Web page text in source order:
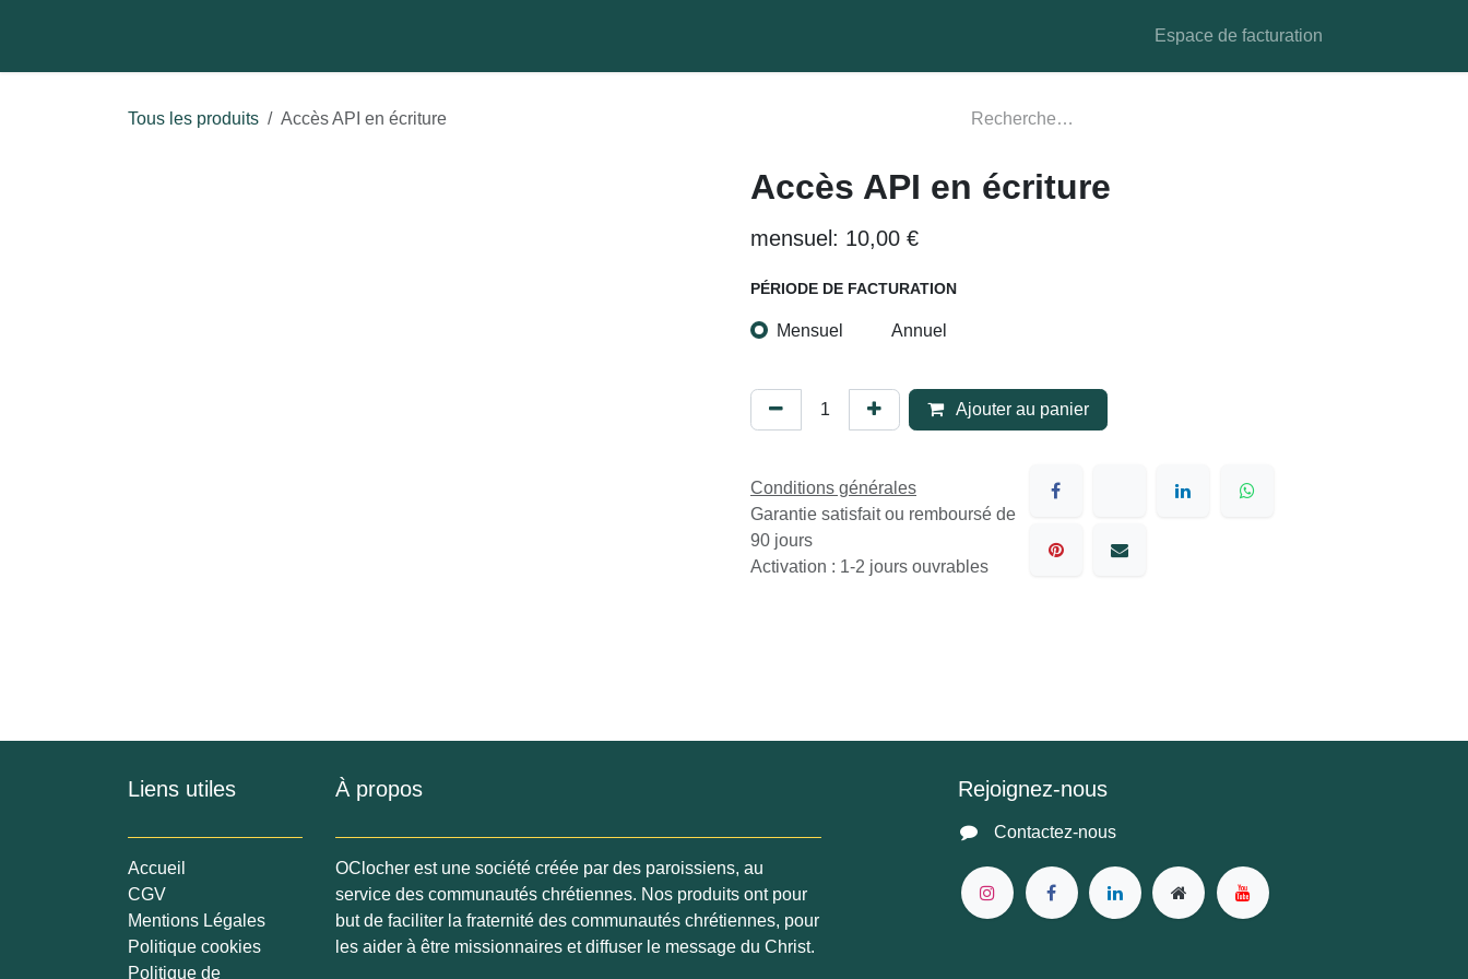
Espace de facturation
Tous les produits Accès API en écriture
Accès API en écriture
mensuel: 10,00 €
PÉRIODE DE FACTURATION
Mensuel Annuel
Ajouter au panier
Conditions générales
Garantie satisfait ou remboursé
de 90 jours
Activation : 1-2 jours ouvrables
Liens utiles
Accueil
CGV
Mentions Légales
Politique cookies
Politique de
À propos
OClocher est une société créée par des paroissiens, au
service des communautés chrétiennes. Nos produits ont
pour but de faciliter la fraternité des communautés
chrétiennes, pour les aider à être missionnaires et diffuser
Rejoignez-nous
Contactez-nous